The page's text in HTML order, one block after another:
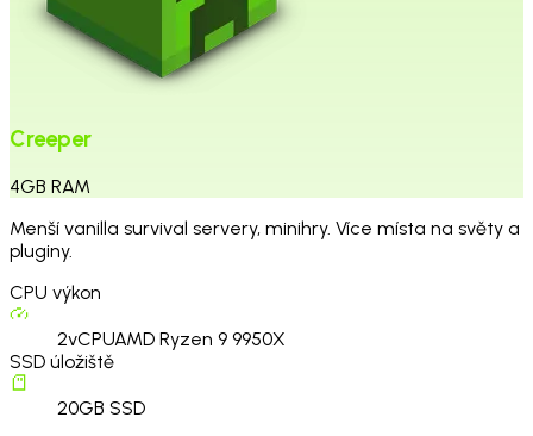
Creeper
4GB RAM
Menší vanilla survival servery, minihry. Více místa na světy a
pluginy.
CPU výkon
2vCPUAMD Ryzen 9 9950X
SSD úložiště
20GB SSD